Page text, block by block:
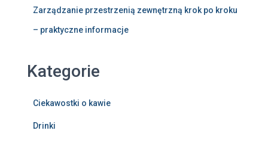
Zarządzanie przestrzenią zewnętrzną krok po kroku
– praktyczne informacje
Kategorie
Ciekawostki o kawie
Drinki